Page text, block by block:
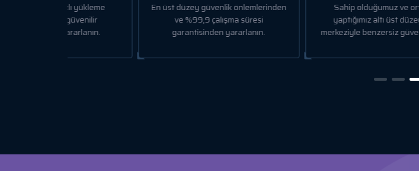
En üst düzey güvenlik önlemlerinden
ve %99,9 çalışma süresi
garantisinden yararlanın.
Sahip olduğumuz ve ortaklık
yaptığımız altı üst düzey veri
merkeziyle benzersiz güvenilirlik ve